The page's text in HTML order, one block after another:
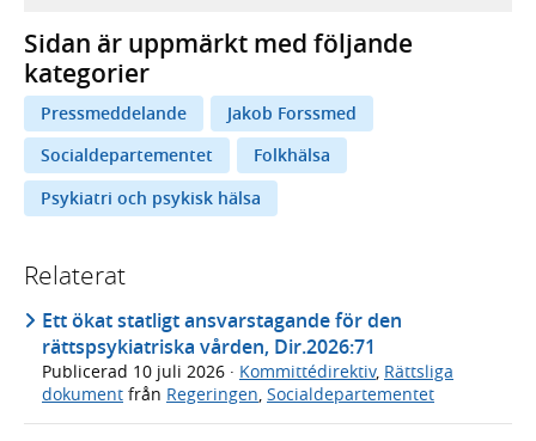
Sidan är uppmärkt med följande
kategorier
Pressmeddelande
Jakob Forssmed
Socialdepartementet
Folkhälsa
Psykiatri och psykisk hälsa
Relaterat
Ett ökat statligt ansvarstagande för den
rättspsykiatriska vården, Dir.2026:71
Publicerad 10 juli 2026 · Kommittédirektiv, Rättsliga
dokument från Regeringen, Socialdepartementet